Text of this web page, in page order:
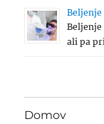
Beljenje
Beljenje
ali pa
Domov